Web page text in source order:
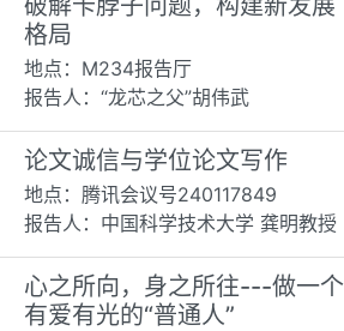
破解卡脖子问题，构建新发展
格局
地点：M234报告厅
报告人：“龙芯之父”胡伟武
论文诚信与学位论文写作
地点：腾讯会议号240117849
报告人：中国科学技术大学 龚明教授
心之所向，身之所往---做一个
有爱有光的“普通人”